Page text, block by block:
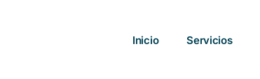
Inicio Servicios